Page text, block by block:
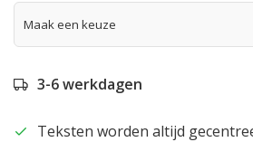
3-6 werkdagen
Teksten worden altijd